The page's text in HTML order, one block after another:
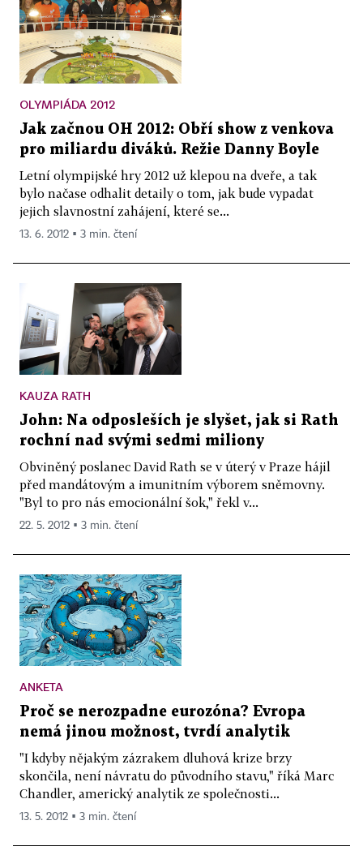
OLYMPIÁDA 2012
Jak začnou OH 2012: Obří show z venkova
pro miliardu diváků. Režie Danny Boyle
Letní olympijské hry 2012 už klepou na dveře, a tak
bylo načase odhalit detaily o tom, jak bude vypadat
jejich slavnostní zahájení, které se...
13. 6. 2012 ▪ 3 min. čtení
KAUZA RATH
John: Na odposleších je slyšet, jak si Rath
rochní nad svými sedmi miliony
Obviněný poslanec David Rath se v úterý v Praze hájil
před mandátovým a imunitním výborem sněmovny.
"Byl to pro nás emocionální šok," řekl v...
22. 5. 2012 ▪ 3 min. čtení
ANKETA
Proč se nerozpadne eurozóna? Evropa
nemá jinou možnost, tvrdí analytik
"I kdyby nějakým zázrakem dluhová krize brzy
skončila, není návratu do původního stavu," říká Marc
Chandler, americký analytik ze společnosti...
13. 5. 2012 ▪ 3 min. čtení